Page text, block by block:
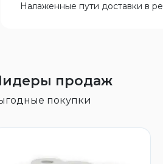
Налаженные пути доставки в
продаж
покупки